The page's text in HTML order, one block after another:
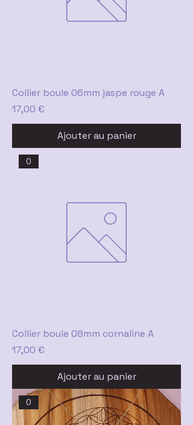
Collier boule 06mm jaspe rouge A
Prix
17,00 €
Ajouter au panier
0
Collier boule 08mm cornaline A
Prix
17,00 €
Ajouter au panier
0